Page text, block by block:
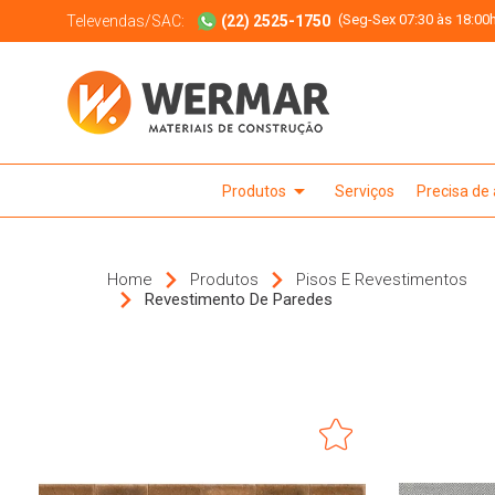
Televendas/SAC: (22) 2525-1750 (Seg-Sex 07:30 às
Produtos arrow_drop_down Serviços Precisa de
Home Produtos
Pisos E Revestimentos
Revestimento De Paredes